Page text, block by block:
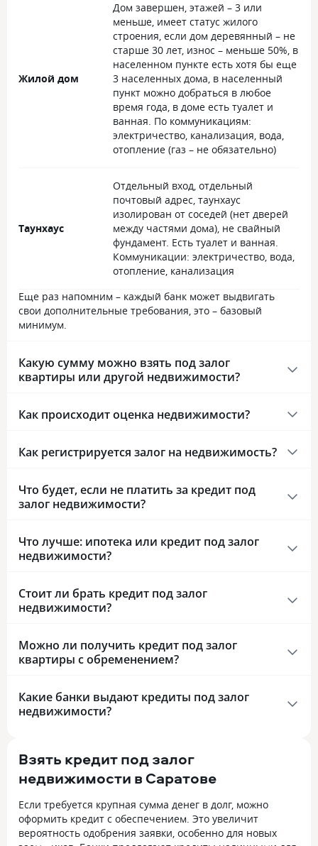
Жилой дом
Дом завершен, этажей – 3 или
меньше, имеет статус жилого
строения, если дом деревянный – не
старше 30 лет, износ – меньше 50%, в
населенном пункте есть хотя бы еще
3 населенных дома, в населенный
пункт можно добраться в любое
время года, в доме есть туалет и
ванная. По коммуникациям:
электричество, канализация, вода,
отопление (газ – не обязательно)
Таунхаус
Отдельный вход, отдельный
почтовый адрес, таунхаус
изолирован от соседей (нет дверей
между частями дома), не свайный
фундамент. Есть туалет и ванная.
Коммуникации: электричество, вода,
отопление, канализация
Еще раз напомним – каждый банк может выдвигать
свои дополнительные требования, это – базовый
минимум.
Какую сумму можно взять под залог
квартиры или другой недвижимости?
Как происходит оценка недвижимости?
Как регистрируется залог на недвижимость?
Что будет, если не платить за кредит под
залог недвижимости?
Что лучше: ипотека или кредит под залог
недвижимости?
Стоит ли брать кредит под залог
недвижимости?
Можно ли получить кредит под залог
квартиры с обременением?
Какие банки выдают кредиты под залог
недвижимости?
Взять кредит под залог
недвижимости в Саратове
Если требуется крупная сумма денег в долг, можно
оформить кредит с обеспечением. Это увеличит
вероятность одобрения заявки, особенно для новых